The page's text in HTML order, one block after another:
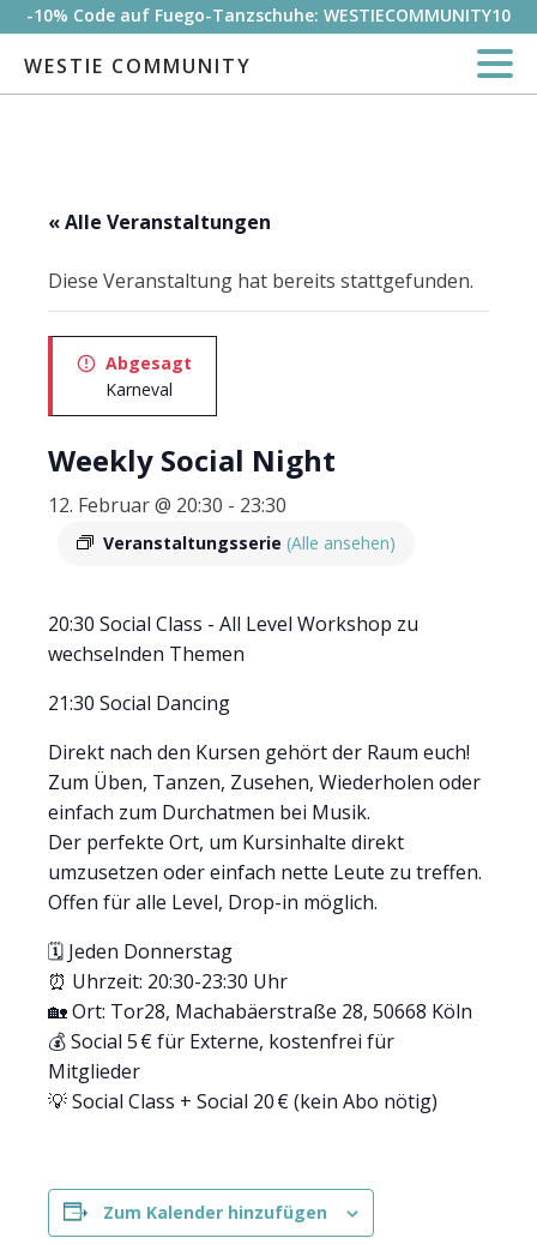
-10% Code auf Fuego-Tanzschuhe: WESTIECOMMUNITY10
WESTIE COMMUNITY
« Alle Veranstaltungen
Diese Veranstaltung hat bereits stattgefunden.
Abgesagt
Karneval
Weekly Social Night
12. Februar @ 20:30 - 23:30
Veranstaltungsserie (Alle ansehen)
20:30 Social Class - All Level Workshop zu
wechselnden Themen
21:30 Social Dancing
Direkt nach den Kursen gehört der Raum euch!
Zum Üben, Tanzen, Zusehen, Wiederholen oder
einfach zum Durchatmen bei Musik.
Der perfekte Ort, um Kursinhalte direkt
umzusetzen oder einfach nette Leute zu treffen.
Offen für alle Level, Drop-in möglich.
🗓 Jeden Donnerstag
⏰ Uhrzeit: 20:30-23:30 Uhr
🏡 Ort: Tor28, Machabäerstraße 28, 50668 Köln
💰 Social 5 € für Externe, kostenfrei für
Mitglieder
💡 Social Class + Social 20 € (kein Abo nötig)
Zum Kalender hinzufügen